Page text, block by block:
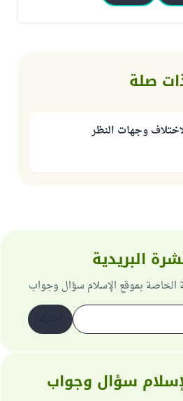
صلة
وجهات النظر
البريدية
الخاصة بموقع الإسلام سؤال وجواب
سؤال وجواب